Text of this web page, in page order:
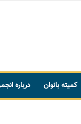
کمیته بانوان درباره